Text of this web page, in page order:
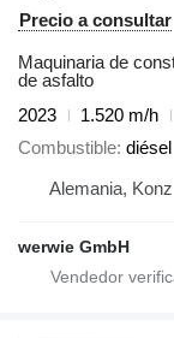
Precio a consultar
Maquinaria de
de asfalto
2023
1.520 m/h
Combustible diésel
Alemania, Konz
werwie GmbH